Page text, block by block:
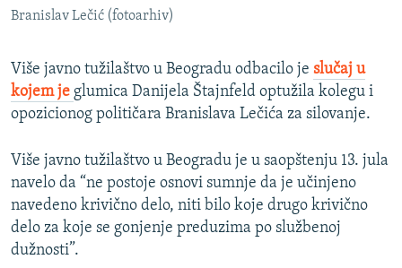
GENOCID U SREBRENICI
POPLAVE I KLIZIŠTA U BIH 2024.
TV LIBERTY
POST SCRIPTUM
MOJA EVROPA
TRI DECENIJE OD RATA U BIH
SVE KARTE DEJTONA
NASTANAK I RASPAD JUGOSLAVIJE
PRATITE NAS
Sve RFE/RL stranice
Branislav Lečić (fotoarhiv)
Više javno tužilaštvo u Beogradu odbacilo je slučaj u
kojem je glumica Danijela Štajnfeld optužila kolegu i
opozicionog političara Branislava Lečića za silovanje.
Više javno tužilaštvo u Beogradu je u saopštenju 13. jula
navelo da “ne postoje osnovi sumnje da je učinjeno
navedeno krivično delo, niti bilo koje drugo krivično
delo za koje se gonjenje preduzima po službenoj
dužnosti”.